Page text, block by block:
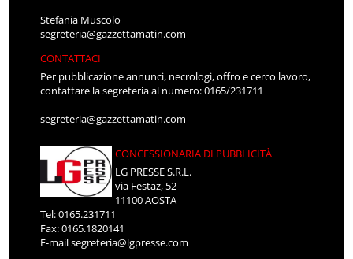
Stefania Muscolo
segreteria@gazzettamatin.com
CONTATTACI
Per pubblicazione annunci, necrologi, offro e cerco lavoro,
contattare la segreteria al numero: 0165/231711
segreteria@gazzettamatin.com
CONCESSIONARIA DI PUBBLICITÀ
LG PRESSE S.R.L.
via Festaz, 52
11100 AOSTA
Tel: 0165.231711
Fax: 0165.1820141
E-mailsegreteria@lgpresse.com